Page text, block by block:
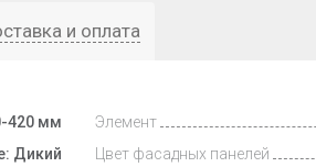
и оплата
420 мм
Дикий
Элемент
Цвет фасадных панелей